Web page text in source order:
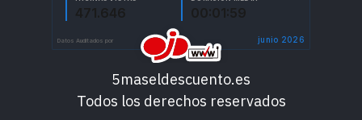
5maseldescuento.es
Todos los derechos reservados